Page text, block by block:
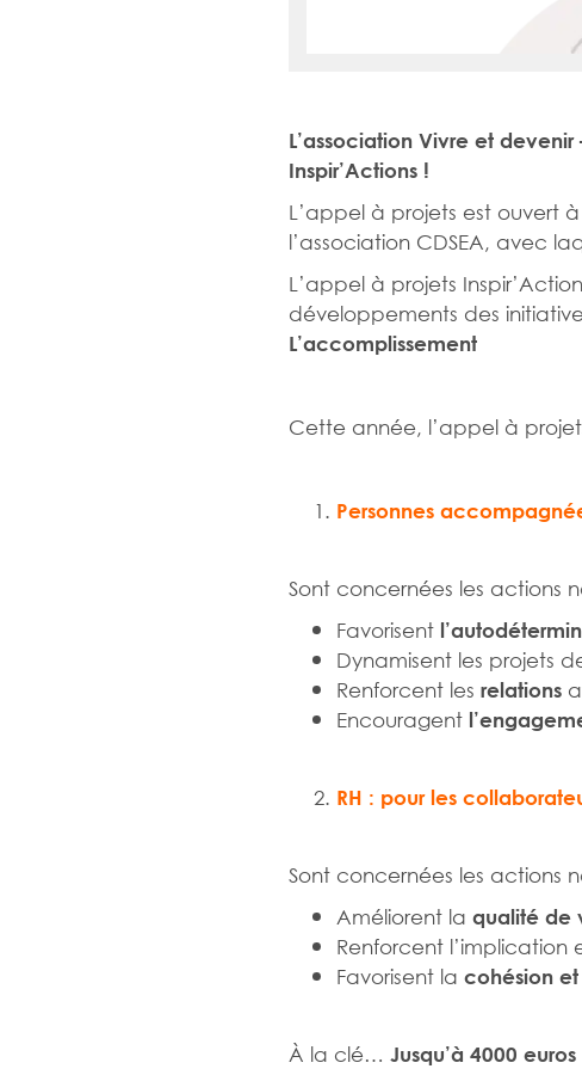
L’association Vivre et
Inspir’Actions !
L’appel à projets est ouvert
l’association CDSEA, avec
L’appel à projets
développements des
L’accomplissement
Cette année, l’appel à
Personnes
Sont concernées les actions
Favorisent
Dynamisent les projets
Renforcent les relations
Encouragent
RH : pour les
Sont concernées les actions
Améliorent la qualité de
Renforcent l’implication
Favorisent la cohésion
À la clé… Jusqu’à 4000 euros